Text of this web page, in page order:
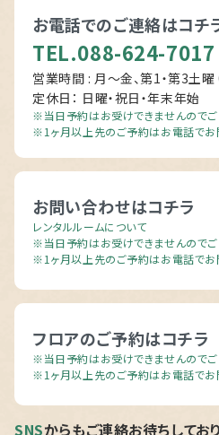
お電話でのご連絡はコチ
TEL.088-624-7017
営業時間 : 月～金、第1・第3土
定休日： 日曜・祝日・年末年始
※当日予約はお受けできませんのでご
※1ヶ月以上先のご予約はお電話でお
お問い合わせはコチラ
レンタルルームについて
※当日予約はお受けできませんのでご
※1ヶ月以上先のご予約はお電話でお
フロアのご予約はコチラ
※当日予約はお受けできませんのでご
※1ヶ月以上先のご予約はお電話でお
SNSからもご連絡お待ちしており